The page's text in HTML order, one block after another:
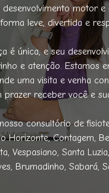
motor e
leve, divertida e
é única, e seu
e atenção. Estamos
uma visita e venha
prazer receber você e
consultório de
Horizonte, Contagem,
Vespasiano, Santa
Brumadinho, Sabará,